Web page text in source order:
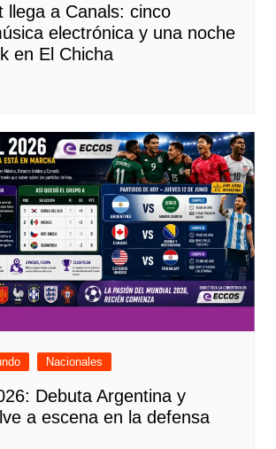
llega a Canals: cinco
electrónica y una noche
en El Chicha
Nacionales
Debuta Argentina y
a escena en la defensa